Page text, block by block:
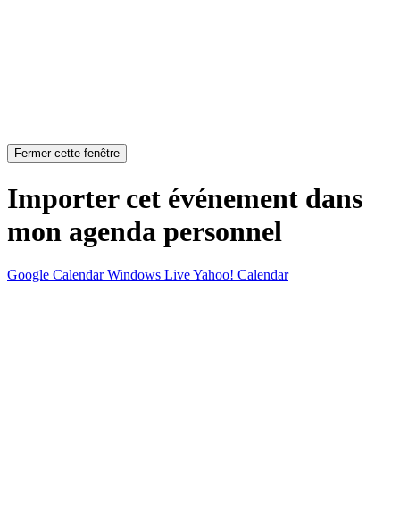
Fermer cette fenêtre
Importer cet événement dans
mon agenda personnel
Google Calendar Windows LiveYahoo! Calendar